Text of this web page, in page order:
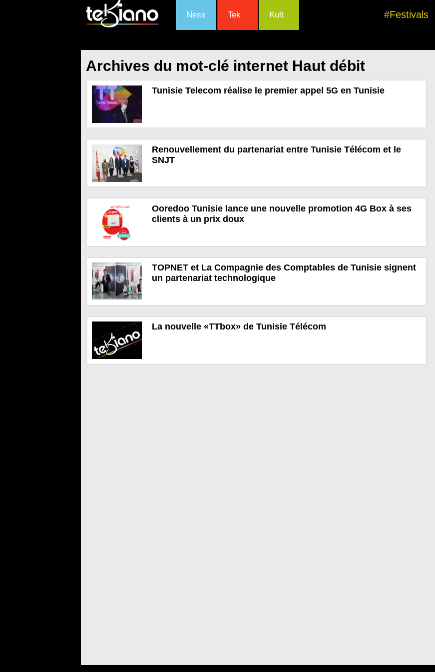
Ness Tek Kult #Festivals
Archives du mot-clé internet Haut débit
Tunisie Telecom réalise le premier appel 5G en Tunisie
Renouvellement du partenariat entre Tunisie Télécom et le
SNJT
Ooredoo Tunisie lance une nouvelle promotion 4G Box à ses
clients à un prix doux
TOPNET et La Compagnie des Comptables de Tunisie signent
un partenariat technologique
La nouvelle «TTbox» de Tunisie Télécom